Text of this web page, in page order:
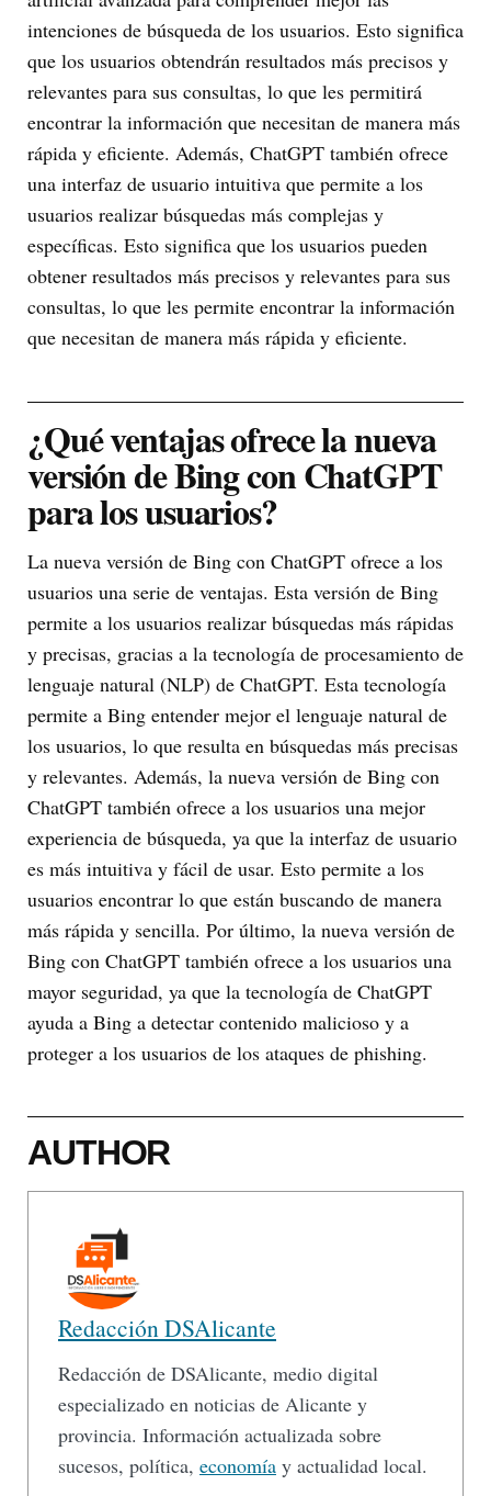
intenciones de búsqueda de los usuarios. Esto significa
que los usuarios obtendrán resultados más precisos y
relevantes para sus consultas, lo que les permitirá
encontrar la información que necesitan de manera más
rápida y eficiente. Además, ChatGPT también ofrece
una interfaz de usuario intuitiva que permite a los
usuarios realizar búsquedas más complejas y
específicas. Esto significa que los usuarios pueden
obtener resultados más precisos y relevantes para sus
consultas, lo que les permite encontrar la información
que necesitan de manera más rápida y eficiente.
¿Qué ventajas ofrece la nueva
versión de Bing con ChatGPT
para los usuarios?
La nueva versión de Bing con ChatGPT ofrece a los
usuarios una serie de ventajas. Esta versión de Bing
permite a los usuarios realizar búsquedas más rápidas
y precisas, gracias a la tecnología de procesamiento de
lenguaje natural (NLP) de ChatGPT. Esta tecnología
permite a Bing entender mejor el lenguaje natural de
los usuarios, lo que resulta en búsquedas más precisas
y relevantes. Además, la nueva versión de Bing con
ChatGPT también ofrece a los usuarios una mejor
experiencia de búsqueda, ya que la interfaz de usuario
es más intuitiva y fácil de usar. Esto permite a los
usuarios encontrar lo que están buscando de manera
más rápida y sencilla. Por último, la nueva versión de
Bing con ChatGPT también ofrece a los usuarios una
mayor seguridad, ya que la tecnología de ChatGPT
ayuda a Bing a detectar contenido malicioso y a
proteger a los usuarios de los ataques de phishing.
AUTHOR
Redacción DSAlicante
Redacción de DSAlicante, medio digital
especializado en noticias de Alicante y
provincia. Información actualizada sobre
sucesos, política, economía y actualidad local.